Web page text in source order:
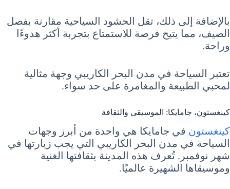
بالإضافة إلى ذلك، تقل الحشود السياحية مقارنة بفصل
الصيف، مما يتيح فرصة للاستمتاع بتجربة أكثر هدوءًا
وراحة.
تعتبر السياحة في مدن البحر الكاريبي وجهة مثالية
لمحبي الطبيعة والمغامرة على حد سواء.
كينغستون، جامايكا: الموسيقى والثقافة
كينغستون في جامايكا هي واحدة من أبرز وجهات
السياحة في مدن البحر الكاريبي التي يجب زيارتها في
شهر نوفمبر. تُعرف هذه المدينة بثقافتها الغنية
وموسيقاها الشهيرة عالميًا.